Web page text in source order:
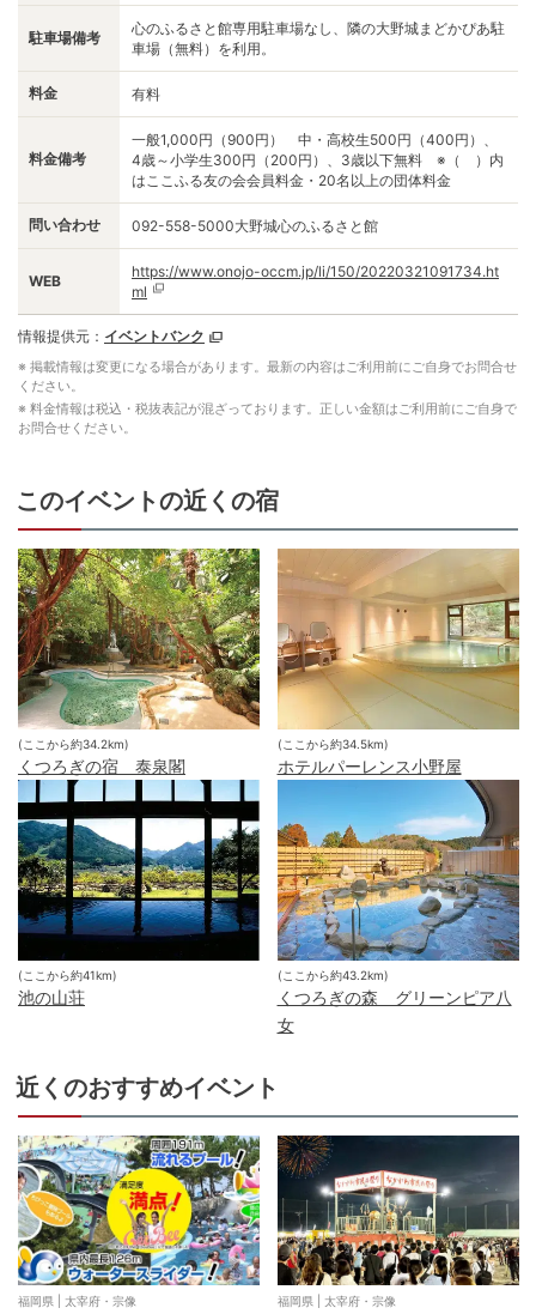
駐車場備考
心のふるさと館専用駐車場なし、隣の大野城まどかぴあ駐
車場（無料）を利用。
料金 有料
料金備考
一般1,000円（900円） 中・高校生500円（400円）、
4歳～小学生300円（200円）、3歳以下無料 ※（ ）内
はここふる友の会会員料金・20名以上の団体料金
問い合わせ 092-558-5000大野城心のふるさと館
WEB
https://www.onojo-occm.jp/li/150/20220321091734.ht
ml
情報提供元： イベントバンク
※ 掲載情報は変更になる場合があります。最新の内容はご利用前にご自身でお問合せ
ください。
※ 料金情報は税込・税抜表記が混ざっております。正しい金額はご利用前にご自身で
お問合せください。
このイベントの近くの宿
(ここから約34.2km)
くつろぎの宿 泰泉閣
(ここから約34.5km)
ホテルパーレンス小野屋
(ここから約41km)
池の山荘
(ここから約43.2km)
くつろぎの森 グリーンピア八
女
近くのおすすめイベント
福岡県 太宰府・宗像 福岡県| 太宰府・宗像